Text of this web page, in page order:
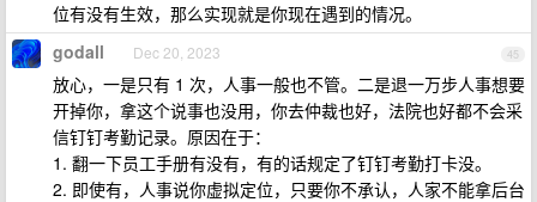
位有没有生效，那么实现就是你现在遇到的情况。
45
godall Dec 20, 2023
放心，一是只有 1 次，人事一般也不管。二是退一万步人事想要
开掉你，拿这个说事也没用，你去仲裁也好，法院也好都不会采
信钉钉考勤记录。原因在于：
1. 翻一下员工手册有没有，有的话规定了钉钉考勤打卡没。
2. 即使有，人事说你虚拟定位，只要你不承认，人家不能拿后台